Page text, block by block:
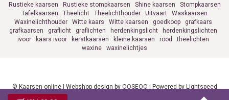
Rustieke kaarsen
Rustieke stompkaarsen Shine kaarsen
Stompkaarsen
Tafelkaarsen
Theelicht Theelichthouder Uitvaart
Waskaarsen
Waxinelichthouder
Witte kaars Witte kaarsen goedkoop
grafkaars
grafkaarsen
graflicht graflichten herdenkingslicht
herdenkingslichten
ivoor
kaars ivoor kerstkaarsen kleine kaarsen rood
theelichten
waxine
waxinelichtjes
© Kaarsen-online | Webshop design by OOSEOO | Powered by Lightspeed